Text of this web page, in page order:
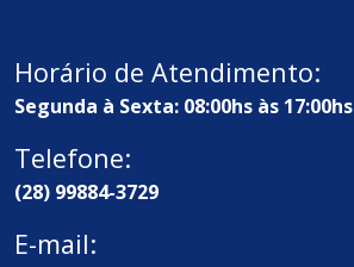
Horário de Atendimento:
Segunda à Sexta: 08:00hs às 17:00hs
Telefone:
(28) 99884-3729
E-mail: